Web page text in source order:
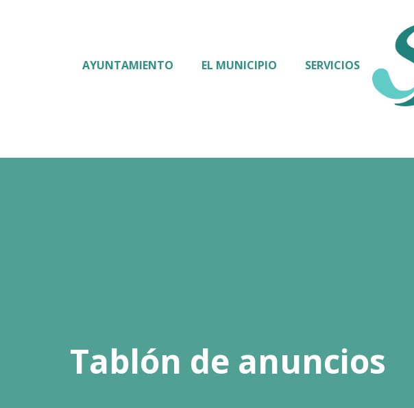
AYUNTAMIENTO EL MUNICIPIO SERVICIOS
Tablón de anuncios